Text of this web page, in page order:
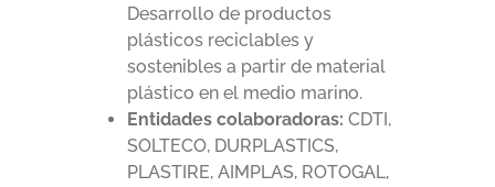
Desarrollo de productos
plásticos reciclables y
sostenibles a partir de material
plástico en el medio marino.
Entidades colaboradoras:CDTI,
SOLTECO, DURPLASTICS,
PLASTIRE, AIMPLAS, ROTOGAL,